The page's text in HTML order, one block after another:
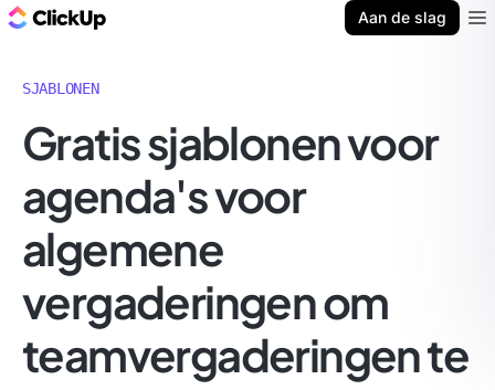
Aan de slag
SJABLONEN
Gratis sjablonen voor
agenda's voor
algemene
vergaderingen om
teamvergaderingen te